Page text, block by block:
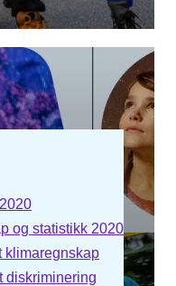
og statistikk 2020
klimaregnskap
diskriminering